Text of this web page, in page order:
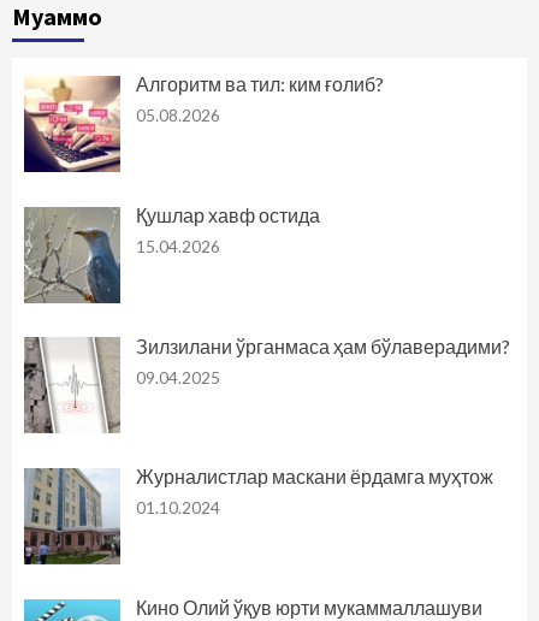
Муаммо
Алгоритм ва тил: ким ғолиб?
05.08.2026
Қушлар хавф остида
15.04.2026
Зилзилани ўрганмаса ҳам бўлаверадими?
09.04.2025
Журналистлар маскани ёрдамга муҳтож
01.10.2024
Кино Олий ўқув юрти мукаммаллашуви